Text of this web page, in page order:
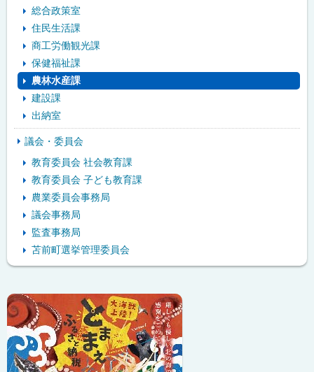
ュ
総合政策室
住民生活課
商工労働観光課
保健福祉課
農林水産課
建設課
出納室
議会・委員会
教育委員会 社会教育課
教育委員会 子ども教育課
農業委員会事務局
議会事務局
監査事務局
苫前町選挙管理委員会
ッ
ク
ア